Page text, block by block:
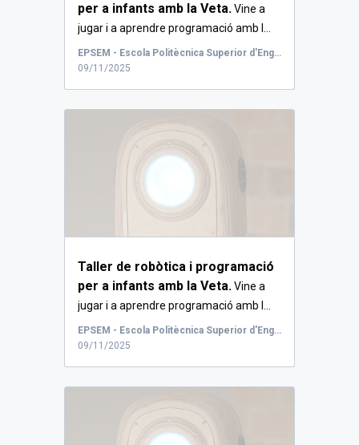
per a infants amb la Veta.Vine a
jugar i a aprendre programació amb l...
EPSEM - Escola Politècnica Superior d'Enginyeria de Manresa
09/11/2025
Taller de robòtica i programació
per a infants amb la Veta.Vine a
jugar i a aprendre programació amb l...
EPSEM - Escola Politècnica Superior d'Enginyeria de Manresa
09/11/2025